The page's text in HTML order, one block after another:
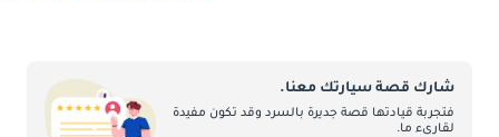
شارك قصة سيارتك معنا.
فتجربة قيادتها قصة جديرة بالسرد وقد تكون مفيدة
لقارىء ما.